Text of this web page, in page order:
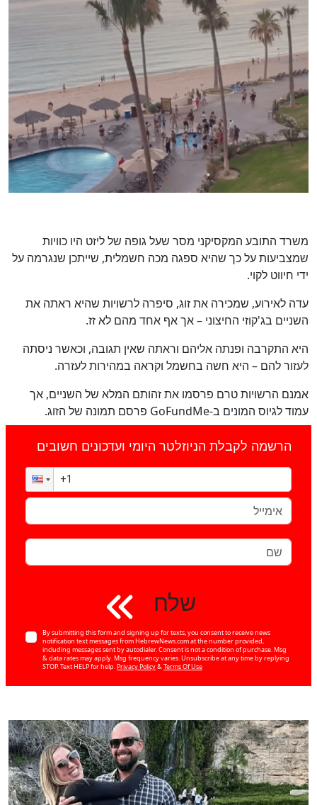
משרד התובע המקסיקני מסר שעל גופה של ליזט היו כוויות
שמצביעות על כך שהיא ספגה מכה חשמלית, שייתכן שנגרמה על
ידי חיווט לקוי.
עדה לאירוע, שמכירה את זוג, סיפרה לרשויות שהיא ראתה את
השניים בג'קוזי החיצוני – אך אף אחד מהם לא זז.
היא התקרבה ופנתה אליהם וראתה שאין תגובה, וכאשר ניסתה
לעזור להם – היא חשה בחשמל וקראה במהירות לעזרה.
אמנם הרשויות טרם פרסמו את זהותם המלא של השניים, אך
עמוד לגיוס המונים ב-GoFundMe פרסם תמונה של הזוג.
הרשמה לקבלת הניוזלטר היומי ועדכונים חשובים
שלח
By submitting this form and signing up for texts, you consent to receive news
notification text messages from HebrewNews.com at the number provided,
including messages sent by autodialer. Consent is not a condition of purchase. Msg
& data rates may apply. Msg frequency varies. Unsubscribe at any time by replying
STOP. Text HELP for help. Privacy Policy& Terms Of Use
60%כן